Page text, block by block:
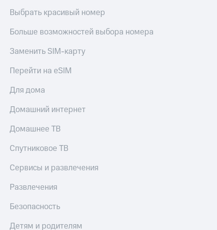
Выбрать красивый номер
Больше возможностей выбора номера
Заменить SIM-карту
Перейти на eSIM
Для дома
Домашний интернет
Домашнее ТВ
Спутниковое ТВ
Сервисы и развлечения
Развлечения
Безопасность
Детям и родителям